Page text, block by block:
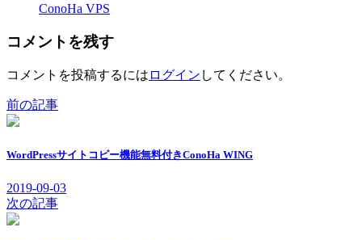
ConoHa VPS
コメントを残す
コメントを投稿するには ログイン してください。
前の記事
WordPressサイトコピー機能無料付きConoHa WING
2019-09-03
次の記事